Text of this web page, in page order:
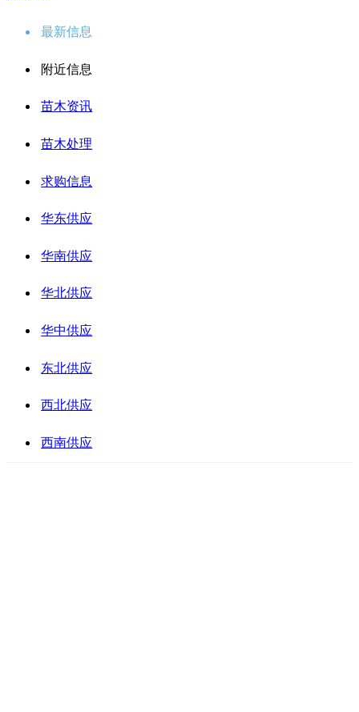
最新信息
附近信息
苗木资讯
苗木处理
求购信息
华东供应
华南供应
华北供应
华中供应
东北供应
西北供应
西南供应